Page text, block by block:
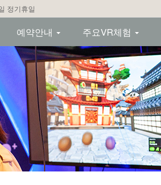
정기휴일
예약안내 주요VR체험